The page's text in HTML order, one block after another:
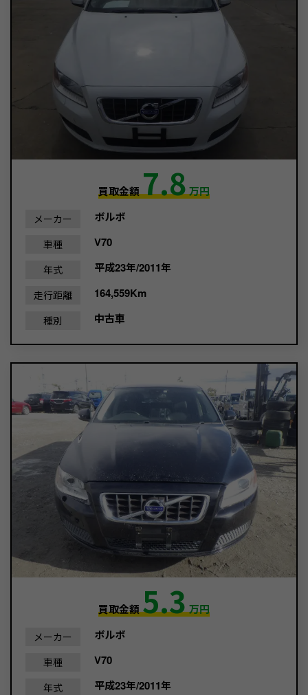
買取金額7.8万円
メーカー ボルボ
車種 V70
年式 平成23年/2011年
走行距離 164,559Km
種別 中古車
買取金額5.3万円
メーカー ボルボ
車種 V70
年式 平成23年/2011年